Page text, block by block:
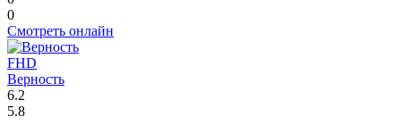
0
Смотреть онлайн
FHD
Верность
6.2
5.8